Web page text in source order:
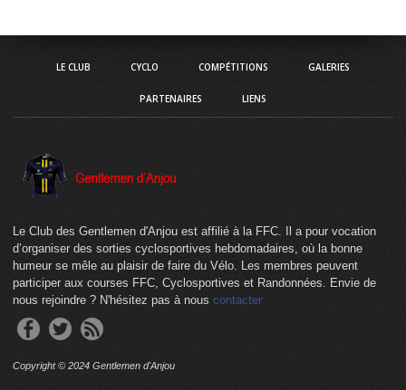
LE CLUB CYCLO COMPÉTITIONS GALERIES
PARTENAIRES LIENS
Le Club des Gentlemen d'Anjou est affilié à la FFC. Il a pour vocation
d’organiser des sorties cyclosportives hebdomadaires, où la bonne
humeur se mêle au plaisir de faire du Vélo. Les membres peuvent
participer aux courses FFC, Cyclosportives et Randonnées. Envie de
nous rejoindre ? N'hésitez pas à nous contacter
Copyright © 2024 Gentlemen d'Anjou